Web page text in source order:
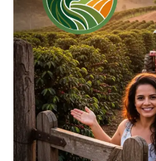
“Nós
evento
do agro